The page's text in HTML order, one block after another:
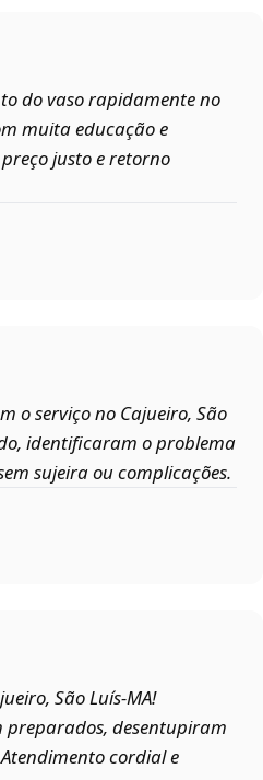
do vaso rapidamente no
muita educação e
justo e retorno
o serviço no Cajueiro, São
identificaram o problema
sujeira ou complicações.
São Luís‑MA!
preparados, desentupiram
cordial e